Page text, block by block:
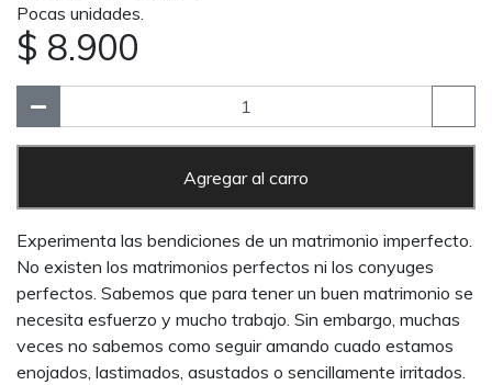
Pocas unidades.
$ 8.900
Agregar al carro
Experimenta las bendiciones de un matrimonio imperfecto.
No existen los matrimonios perfectos ni los conyuges
perfectos. Sabemos que para tener un buen matrimonio se
necesita esfuerzo y mucho trabajo. Sin embargo, muchas
veces no sabemos como seguir amando cuado estamos
enojados, lastimados, asustados o sencillamente irritados.